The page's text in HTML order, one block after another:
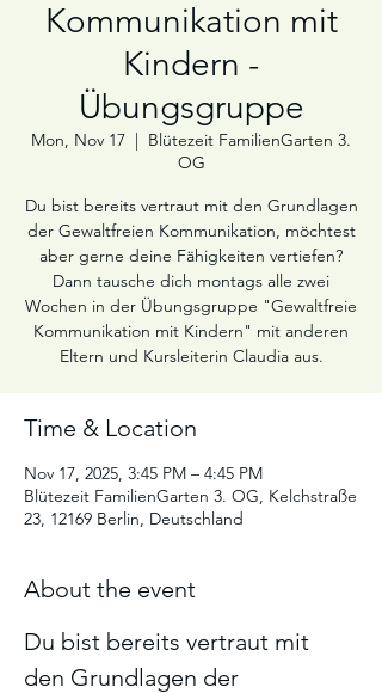
Kommunikation mit
Kindern -
Übungsgruppe
Mon, Nov 17
  |
Blütezeit FamilienGarten 3.
OG
Du bist bereits vertraut mit den Grundlagen
der Gewaltfreien Kommunikation, möchtest
aber gerne deine Fähigkeiten vertiefen?
Dann tausche dich montags alle zwei
Wochen in der Übungsgruppe "Gewaltfreie
Kommunikation mit Kindern" mit anderen
Time & Location
Nov 17, 2025, 3:45 PM – 4:45 PM
Blütezeit FamilienGarten 3. OG, Kelchstraße
23, 12169 Berlin, Deutschland
About the event
Du bist bereits vertraut mit
den Grundlagen der